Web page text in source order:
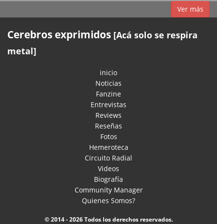
Ver más
Cerebros exprimidos [Acá solo se respira
metal]
inicio
Noticias
Fanzine
Entrevistas
Reviews
Reseñas
Fotos
Hemeroteca
Circuito Radial
Videos
Biografía
Community Manager
Quienes Somos?
© 2014 - 2026 Todos los derechos reservados.